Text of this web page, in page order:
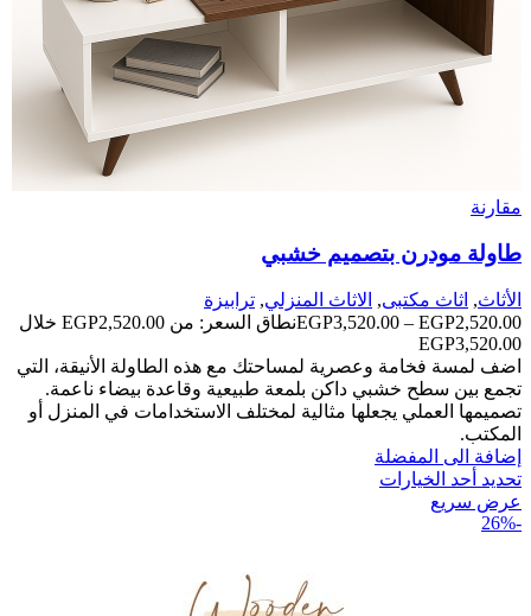
مقارنة
طاولة مودرن بتصميم خشبي
الأثاث, اثاث مكتبى, الاثاث المنزلي, ترابيزة
EGP2,520.00
–
EGP3,520.00
نطاق السعر: من ⁦EGP2,520.00⁩ خلال
اضف لمسة فخامة وعصرية لمساحتك مع هذه الطاولة الأنيقة، التي
تجمع بين سطح خشبي داكن بلمعة طبيعية وقاعدة بيضاء ناعمة.
تصميمها العملي يجعلها مثالية لمختلف الاستخدامات في المنزل أو
المكتب.
إضافة الى المفضلة
تحديد أحد الخيارات
عرض سريع
-26%